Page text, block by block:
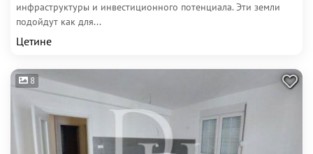
инфраструктуры и инвестиционного потенциала. Эти земли
подойдут как для...
Цетине
8